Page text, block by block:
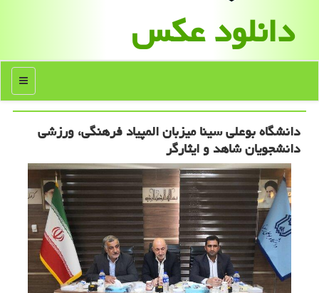
دانلود عكس
منو
دانشگاه بوعلی سینا میزبان المپیاد فرهنگی، ورزشی
دانشجویان شاهد و ایثارگر